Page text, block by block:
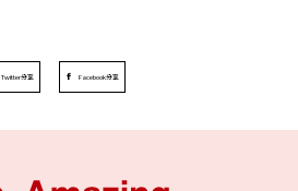
Twitter分享 Facebook分享